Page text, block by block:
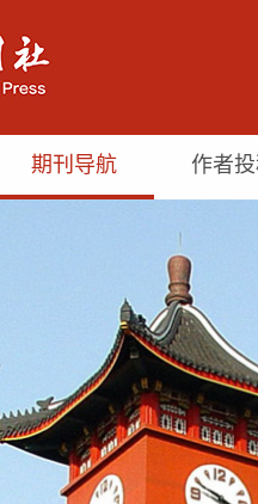
期刊导航 作者